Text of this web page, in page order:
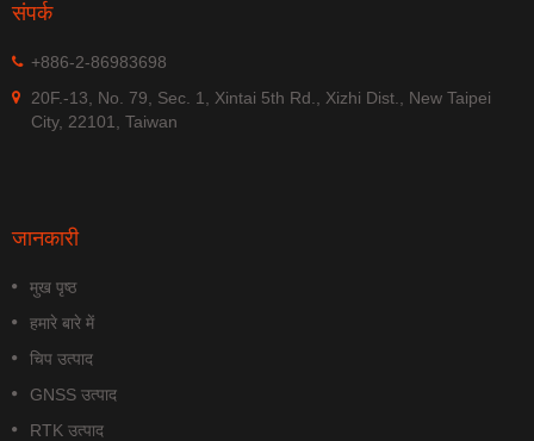
संपर्क
+886-2-86983698
20F.-13, No. 79, Sec. 1, Xintai 5th Rd., Xizhi Dist., New Taipei
City, 22101, Taiwan
जानकारी
मुख पृष्ठ
हमारे बारे में
चिप उत्पाद
GNSS उत्पाद
RTK उत्पाद